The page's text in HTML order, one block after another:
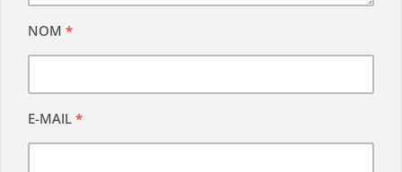
NOM *
E-MAIL *